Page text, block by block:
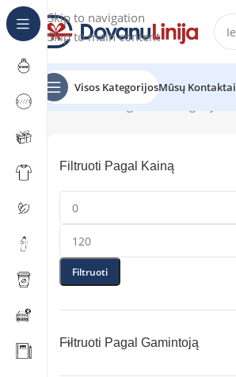
Skip to navigation
Skip to main content
Visos KategorijosMūsų Kontaktai
Pradžia Katalogas be kategorijos
Filtruoti Pagal Kainą
Filtruoti
Filtruoti Pagal Gamintoją